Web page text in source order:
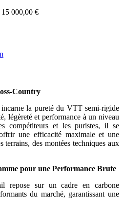
15 000,00 €
Country
la pureté du VTT semi-rigide
légèreté et performance à un niveau
compétiteurs et les puristes, il se
une efficacité maximale et une
terrains, des montées techniques aux
pour une Performance Brute
repose sur un cadre en carbone
du marché, garantissant une